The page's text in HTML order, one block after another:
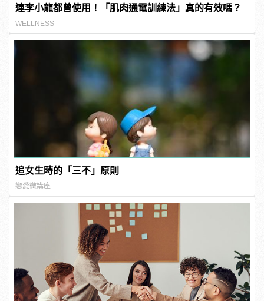
連李小龍都曾使用！「肌肉通電訓練法」真的有效嗎？
WELLNESS
追女生時的「三不」原則
戀愛微講座